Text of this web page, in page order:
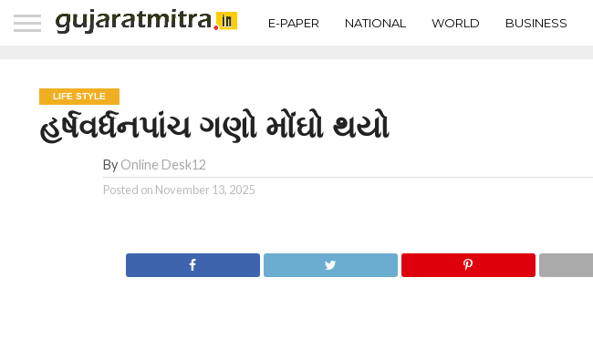
E-PAPER NATIONAL WORLD BUSINESS
LIFE STYLE
હર્ષવર્ધનપાંચ ગણો મોંઘો થયો
By Online Desk12
Posted on November 13, 2025